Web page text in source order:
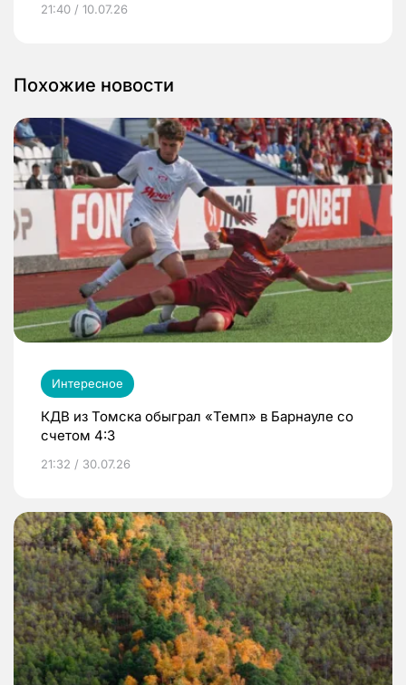
21:40 / 10.07.26
Похожие новости
Интересное
КДВ из Томска обыграл «Темп» в Барнауле со
счетом 4:3
21:32 / 30.07.26